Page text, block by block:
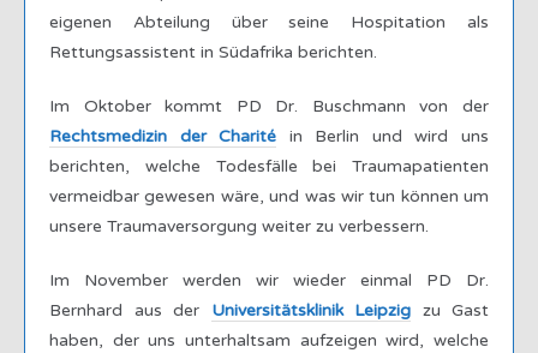
eigenen Abteilung über seine Hospitation als
Rettungsassistent in Südafrika berichten.
Im Oktober kommt PD Dr. Buschmann von der
Rechtsmedizin der Charité in Berlin und wird uns
berichten, welche Todesfälle bei Traumapatienten
vermeidbar gewesen wäre, und was wir tun können um
unsere Traumaversorgung weiter zu verbessern.
Im November werden wir wieder einmal PD Dr.
Bernhard aus der Universitätsklinik Leipzig zu Gast
haben, der uns unterhaltsam aufzeigen wird, welche